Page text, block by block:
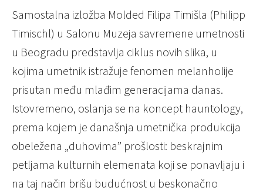
Samostalna izložba Molded Filipa Timišla (Philipp
Timischl) u Salonu Muzeja savremene umetnosti
u Beogradu predstavlja ciklus novih slika, u
kojima umetnik istražuje fenomen melanholije
prisutan među mlađim generacijama danas.
Istovremeno, oslanja se na koncept hauntology,
prema kojem je današnja umetnička produkcija
obeležena „duhovima” prošlosti: beskrajnim
petljama kulturnih elemenata koji se ponavljaju i
na taj način brišu budućnost u beskonačno